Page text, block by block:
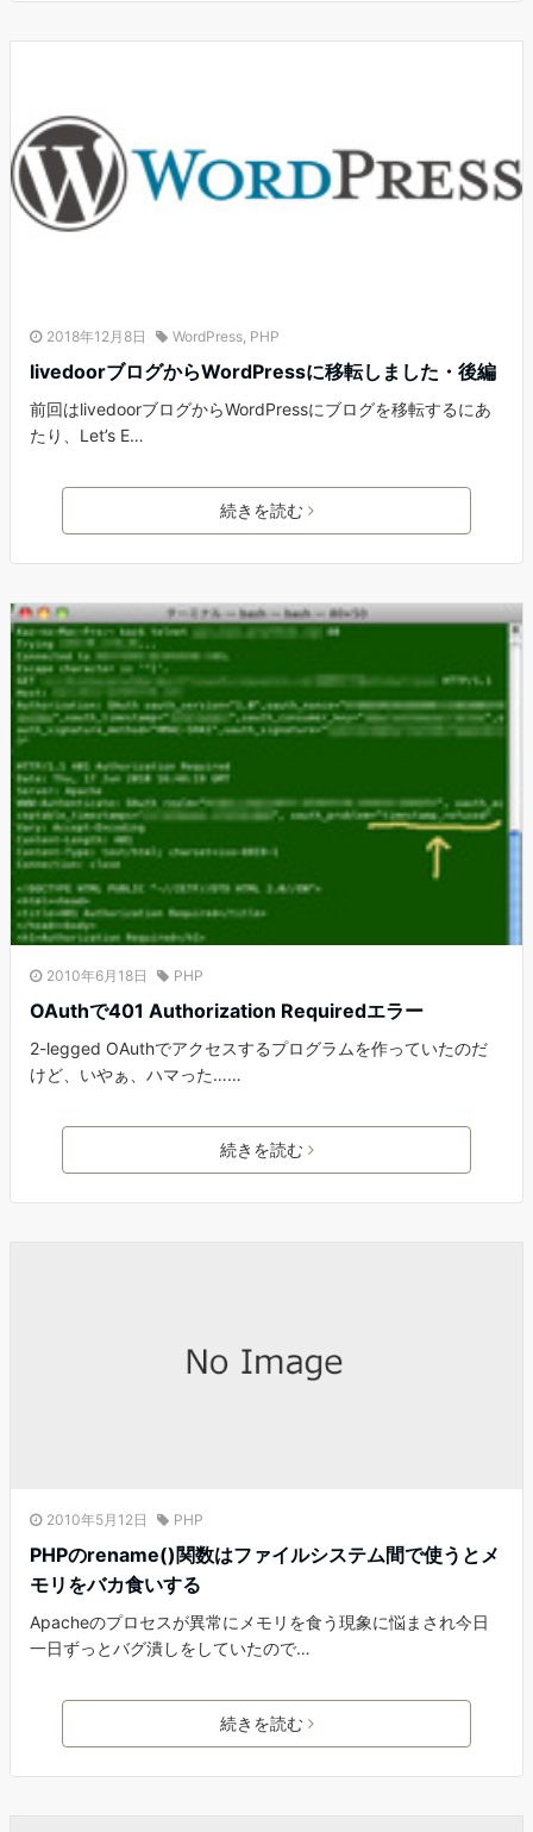
2018年12月8日 WordPress, PHP
livedoorブログからWordPressに移転しました・後編
前回はlivedoorブログからWordPressにブログを移転するにあ
たり、Let’s E…
続きを読む
2010年6月18日 PHP
OAuthで401 Authorization Requiredエラー
2-legged OAuthでアクセスするプログラムを作っていたのだ
けど、いやぁ、ハマった……
続きを読む
2010年5月12日 PHP
PHPのrename()関数はファイルシステム間で使うとメ
モリをバカ食いする
Apacheのプロセスが異常にメモリを食う現象に悩まされ今日
一日ずっとバグ潰しをしていたので…
続きを読む